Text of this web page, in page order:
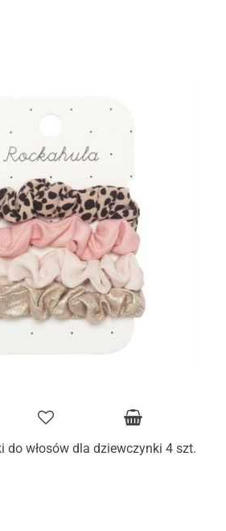
do włosów dla dziewczynki 4 szt.